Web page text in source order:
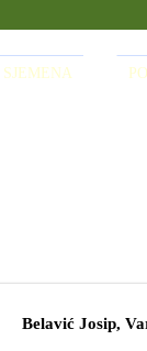
SJEMENA
Belavić Josip,